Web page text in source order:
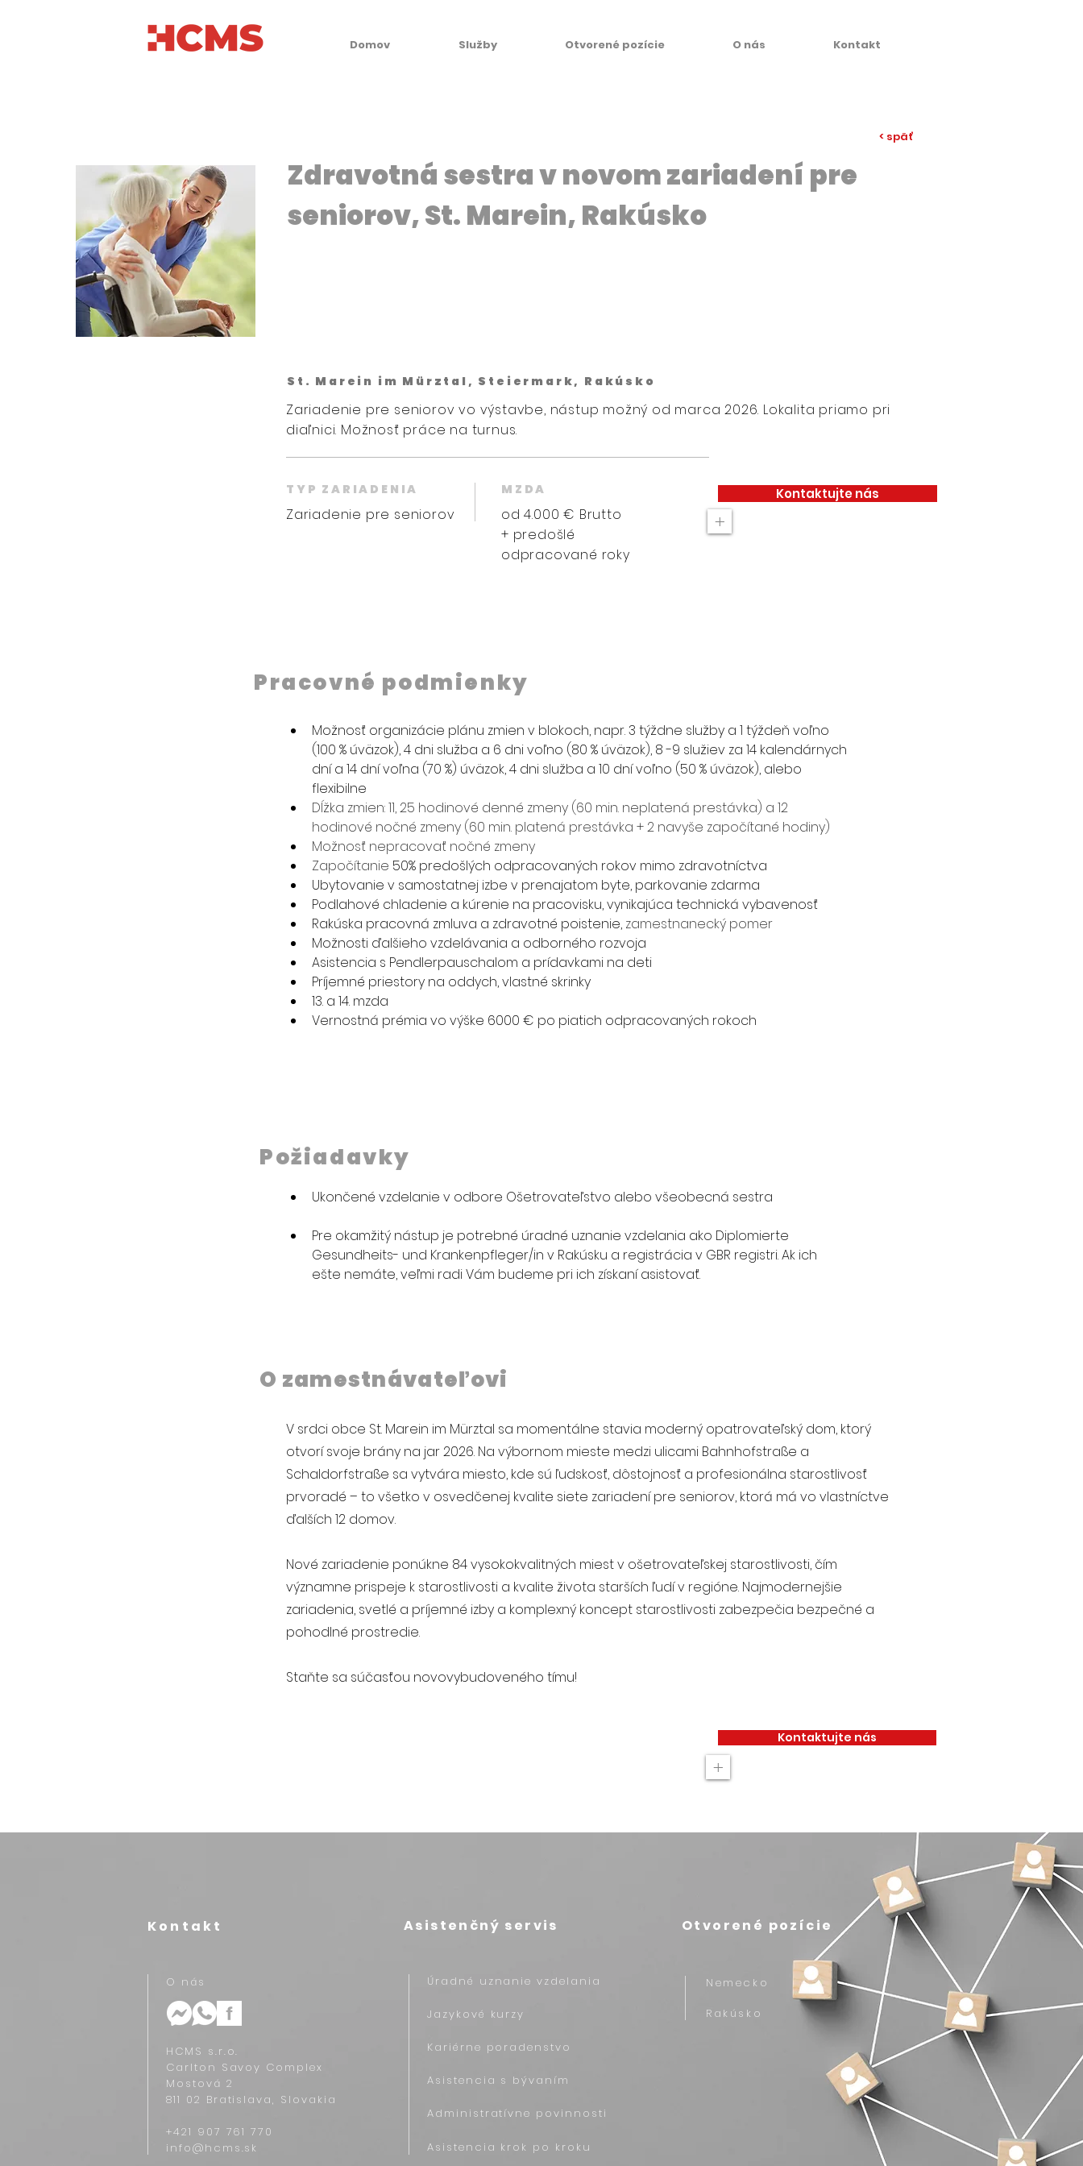
Domov Služby Otvorené pozície O nás Kontakt
< späť
Zdravotná sestra v novom zariadení pre
seniorov, St. Marein, Rakúsko
St. Marein im Mürztal, Steiermark, Rakúsko
Zariadenie pre seniorov vo výstavbe, nástup možný od marca 2026. Lokalita priamo pri
diaľnici. Možnosť práce na turnus.
TYP ZARIADENIA
Zariadenie pre seniorov
MZDA
od 4.000 € Brutto
+ predošlé
odpracované roky
Kontaktujte nás
+
Pracovné podmienky
Možnosť organizácie plánu zmien v blokoch, napr. 3 týždne služby a 1 týždeň voľno
(100 % úväzok), 4 dni služba a 6 dni voľno (80 % úväzok), 8 -9 služiev za 14 kalendárnych
dní a 14 dní voľna (70 %) úväzok, 4 dni služba a 10 dní voľno (50 % úväzok), alebo
flexibilne
Dĺžka zmien: 11, 25 hodinové denné zmeny (60 min. neplatená prestávka) a 12
hodinové nočné zmeny (60 min. platená prestávka + 2 navyše započítané hodiny)
Možnosť nepracovať nočné zmeny
Započítanie 50% predošlých odpracovaných rokov mimo zdravotníctva
Ubytovanie v samostatnej izbe v prenajatom byte, parkovanie zdarma
Podlahové chladenie a kúrenie na pracovisku, vynikajúca technická vybavenosť
Rakúska pracovná zmluva a zdravotné poistenie, zamestnanecký pomer
Možnosti ďalšieho vzdelávania a odborného rozvoja
Asistencia s Pendlerpauschalom a prídavkami na deti
Príjemné priestory na oddych, vlastné skrinky
13. a 14. mzda
Vernostná prémia vo výške 6000 € po piatich odpracovaných rokoch
Požiadavky
Ukončené vzdelanie v odbore Ošetrovateľstvo alebo všeobecná sestra
Pre okamžitý nástup je potrebné úradné uznanie vzdelania ako Diplomierte
Gesundheits- und Krankenpfleger/in v Rakúsku a registrácia v GBR registri. Ak ich
ešte nemáte, veľmi radi Vám budeme pri ich získaní asistovať.
O zamestnávateľovi
V srdci obce St. Marein im Mürztal sa momentálne stavia moderný opatrovateľský dom, ktorý
otvorí svoje brány na jar 2026. Na výbornom mieste medzi ulicami Bahnhofstraße a
Schaldorfstraße sa vytvára miesto, kde sú ľudskosť, dôstojnosť a profesionálna starostlivosť
prvoradé – to všetko v osvedčenej kvalite siete zariadení pre seniorov, ktorá má vo vlastníctve
ďalších 12 domov.
Nové zariadenie ponúkne 84 vysokokvalitných miest v ošetrovateľskej starostlivosti, čím
významne prispeje k starostlivosti a kvalite života starších ľudí v regióne. Najmodernejšie
zariadenia, svetlé a príjemné izby a komplexný koncept starostlivosti zabezpečia bezpečné a
pohodlné prostredie.
Staňte sa súčasťou novovybudoveného tímu!
Kontaktujte nás
+
Kontakt
O nás
HCMS s.r.o.
Carlton Savoy Complex
Mostová 2
811 02 Bratislava, Slovakia
+421 907 761 770‬
info@hcms.sk
Asistenčný servis
Úradné uznanie vzdelania
Jazykové kurzy
Kariérne poradenstvo
Asistencia s bývaním
Administratívne povinnosti
Asistencia krok po kroku
Otvorené pozície
Nemecko
Rakúsko